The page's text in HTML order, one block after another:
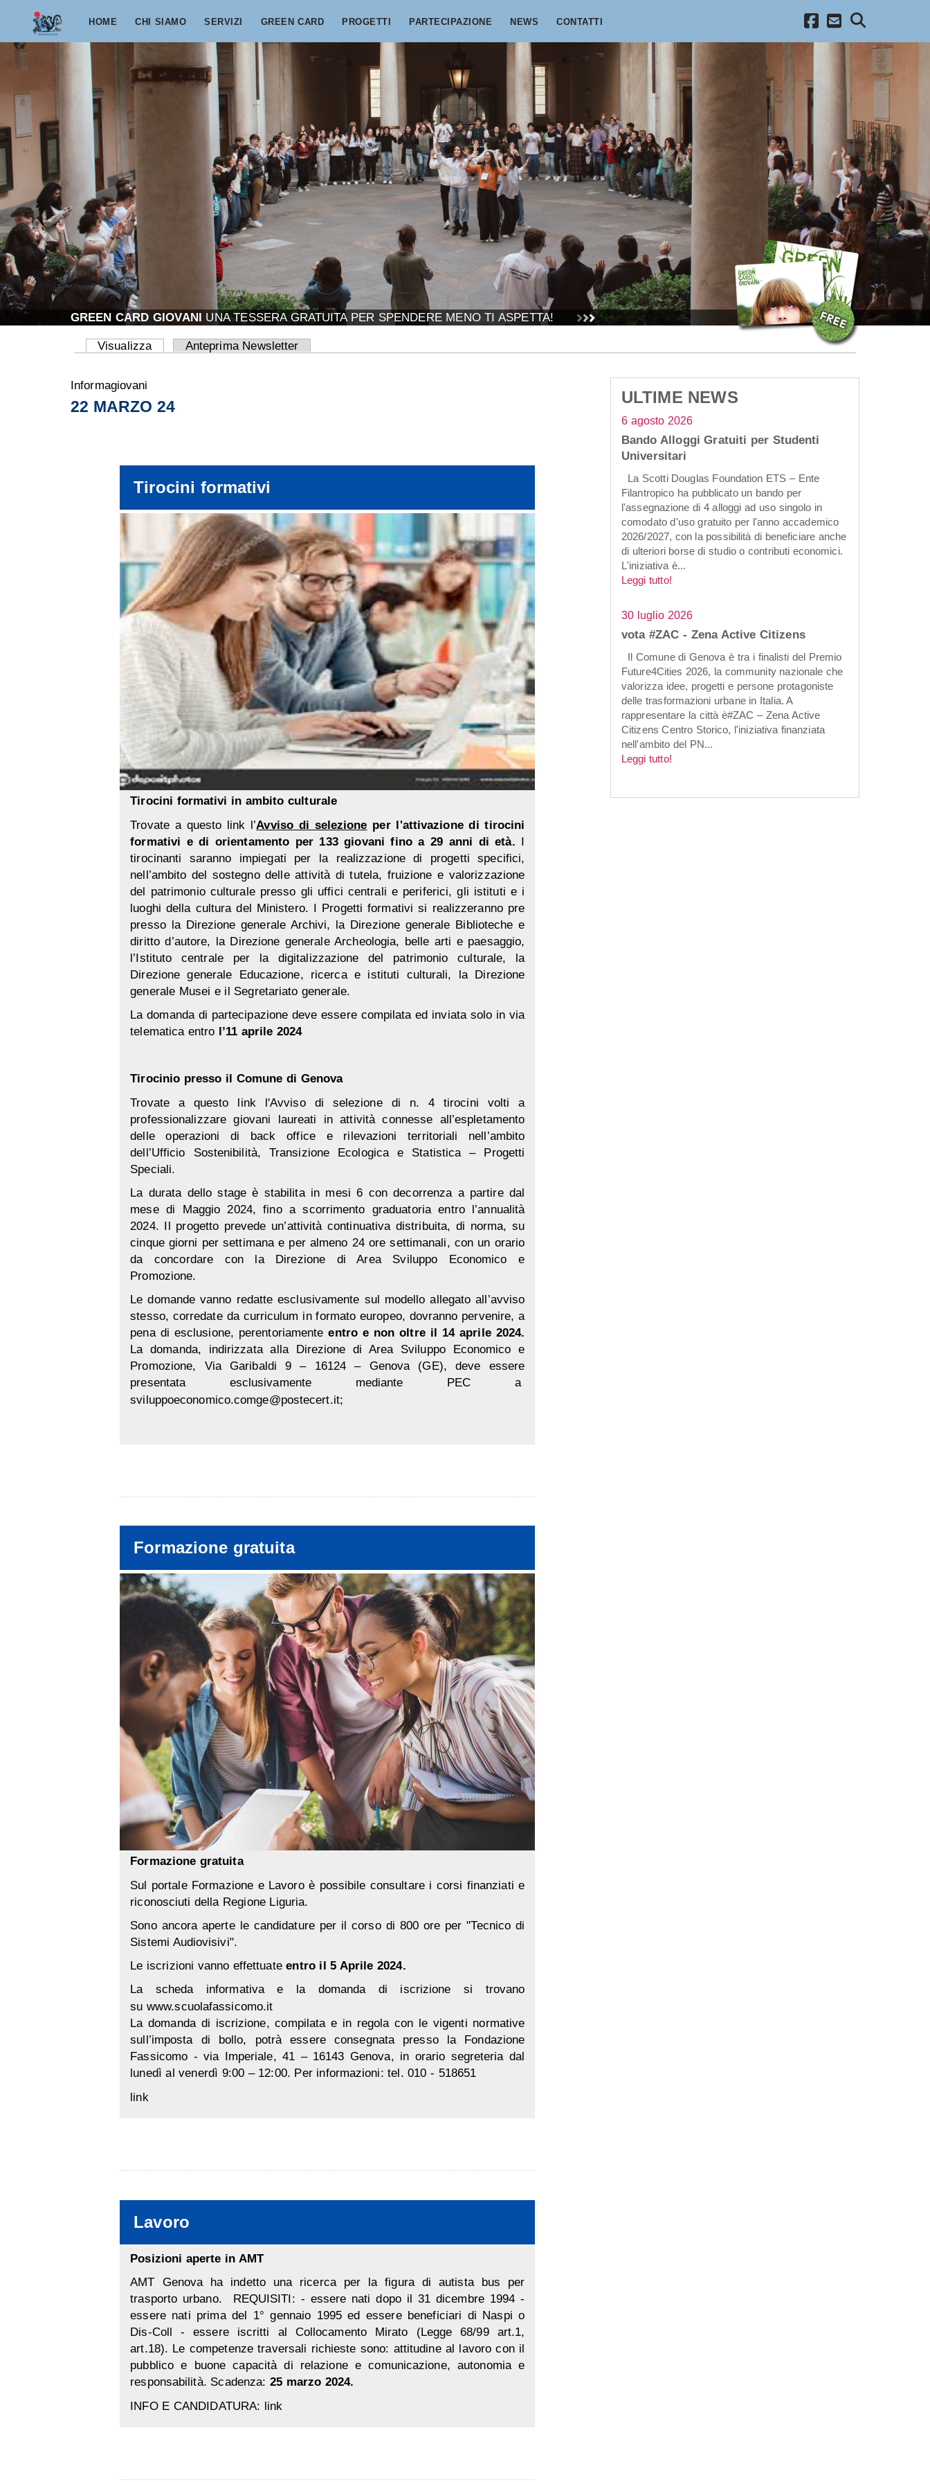
HOME CHI SIAMO SERVIZI GREEN CARD PROGETTI PARTECIPAZIONE NEWS CONTATTI
GREEN CARD GIOVANI UNA TESSERA GRATUITA PER SPENDERE MENO TI ASPETTA!
Visualizza (scheda attiva)
Anteprima Newsletter
Informagiovani
22 MARZO 24
Tirocini formativi
Tirocini formativi in ambito culturale
Trovate a questo link l’Avviso di selezione per l'attivazione di tirocini
formativi e di orientamento per 133 giovani fino a 29 anni di età. I
tirocinanti saranno impiegati per la realizzazione di progetti specifici,
nell’ambito del sostegno delle attività di tutela, fruizione e valorizzazione
del patrimonio culturale presso gli uffici centrali e periferici, gli istituti e i
luoghi della cultura del Ministero. I Progetti formativi si realizzeranno pre
presso la Direzione generale Archivi, la Direzione generale Biblioteche e
diritto d’autore, la Direzione generale Archeologia, belle arti e paesaggio,
l’Istituto centrale per la digitalizzazione del patrimonio culturale, la
Direzione generale Educazione, ricerca e istituti culturali, la Direzione
generale Musei e il Segretariato generale.
La domanda di partecipazione deve essere compilata ed inviata solo in via
telematica entro l’11 aprile 2024
Tirocinio presso il Comune di Genova
Trovate a questo link l'Avviso di selezionedi n. 4 tirocini volti a
professionalizzare giovani laureati in attività connesse all’espletamento
delle operazioni di back office e rilevazioni territoriali nell’ambito
dell’Ufficio Sostenibilità, Transizione Ecologica e Statistica – Progetti
Speciali.
La durata dello stage è stabilita in mesi 6 con decorrenza a partire dal
mese di Maggio 2024, fino a scorrimento graduatoria entro l’annualità
2024. Il progetto prevede un’attività continuativa distribuita, di norma, su
cinque giorni per settimana e per almeno 24 ore settimanali, con un orario
da concordare con la Direzione di Area Sviluppo Economico e
Promozione.
Le domande vanno redatte esclusivamente sul modello allegato all’avviso
stesso, corredate da curriculum in formato europeo, dovranno pervenire, a
pena di esclusione, perentoriamenteentro e non oltre il 14 aprile 2024.
La domanda, indirizzata alla Direzione di Area Sviluppo Economico e
Promozione, Via Garibaldi 9 – 16124 – Genova (GE), deve essere
presentata esclusivamente mediante PEC a
sviluppoeconomico.comge@postecert.it;
Formazione gratuita
Formazione gratuita
Sul portale Formazione e Lavoroè possibile consultare i corsi finanziati e
riconosciuti della Regione Liguria.
Sono ancora aperte le candidature per il corso di 800 ore per "Tecnico di
Sistemi Audiovisivi".
Le iscrizioni vanno effettuateentro il 5 Aprile 2024.
La scheda informativa e la domanda di iscrizione si trovano
suwww.scuolafassicomo.it
La domanda di iscrizione, compilata e in regola con le vigenti normative
sull’imposta di bollo, potrà essere consegnata presso la Fondazione
Fassicomo - via Imperiale, 41 – 16143 Genova, in orario segreteria dal
lunedì al venerdì 9:00 – 12:00. Per informazioni: tel. 010 - 518651
link
Lavoro
Posizioni aperte in AMT
AMT Genova ha indetto una ricerca per la figura di autista bus per
trasporto urbano. REQUISITI: - essere nati dopo il 31 dicembre 1994 -
essere nati prima del 1° gennaio 1995 ed essere beneficiari di Naspi o
Dis-Coll - essere iscritti al Collocamento Mirato (Legge 68/99 art.1,
art.18). Le competenze traversali richieste sono: attitudine al lavoro con il
pubblico e buone capacità di relazione e comunicazione, autonomia e
responsabilità. Scadenza: 25 marzo 2024.
INFO E CANDIDATURA: link
ULTIME NEWS
6 agosto 2026
Bando Alloggi Gratuiti per Studenti
Universitari
La Scotti Douglas Foundation ETS – Ente
Filantropico ha pubblicato un bando per
l'assegnazione di 4 alloggi ad uso singolo in
comodato d'uso gratuito per l'anno accademico
2026/2027, con la possibilità di beneficiare anche
di ulteriori borse di studio o contributi economici.
L'iniziativa è...
Leggi tutto!
30 luglio 2026
vota #ZAC - Zena Active Citizens
Il Comune di Genova è tra i finalisti del Premio
Future4Cities 2026, la community nazionale che
valorizza idee, progetti e persone protagoniste
delle trasformazioni urbane in Italia. A
rappresentare la città è#ZAC – Zena Active
Citizens Centro Storico, l'iniziativa finanziata
nell'ambito del PN...
Leggi tutto!